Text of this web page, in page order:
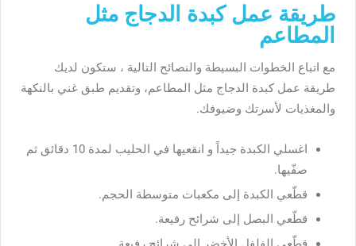
طريقة عمل كبدة الدجاج مثل
المطاعم
مع اتباع الخطوات البسيطة والنصائح التالية ، ستكون لديك
طريقة عمل كبدة الدجاج مثل المطاعم، وتقديم طبق غني بالنكهة
والمغذيات لأسرتك وضيوفك.
اغسلي الكبدة جيداً و انقعيها في الحليب لمدة 10 دقائق ثم
صفّيها.
قطّعي الكبدة إلى مكعبات متوسطة الحجم.
قطّعي البصل إلى شرائح رفيعة.